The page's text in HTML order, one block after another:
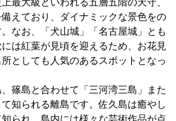
えており、ダイナミックな景色をの
なお、「犬山城」「名古屋城」とも
は紅葉が見頃を迎えるため、お花見
としても人気のあるスポットとなっ
篠島と合わせて「三河湾三島」また
知られる離島です。佐久島は癒やし
られ、島内には様々な芸術作品が点